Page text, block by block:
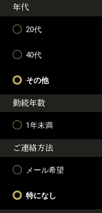
年代
20代
40代
その他
勤続年数
1年未満
ご連絡方法
メール希望
特になし